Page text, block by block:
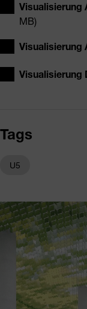
Visualisierung
MB)
Visualisierung
Visualisierung
Tags
U5